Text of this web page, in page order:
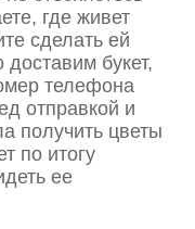
где живет
сделать ей
букет,
телефона
отправкой и
получить цветы
по итогу
ее